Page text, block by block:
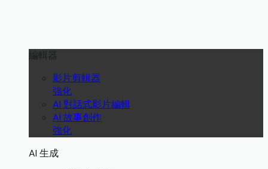
編輯器
影片剪輯器
強化
AI 對話式影片編輯
AI 故事創作
強化
AI 生成